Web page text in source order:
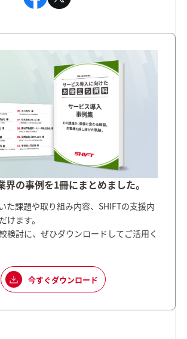
界の事例を1冊にまとめました。
た課題や取り組み内容、SHIFTの支援内
けます。
検討に、ぜひダウンロードしてご活用く
今すぐダウンロード